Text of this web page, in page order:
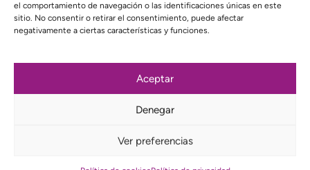
el comportamiento de navegación o las identificaciones únicas en este
sitio. No consentir o retirar el consentimiento, puede afectar
negativamente a ciertas características y funciones.
Aceptar
Denegar
Ver preferencias
Suscríbete a nuestra newsletter
Mastodon
YouTube
Telegram
Proyecto web financiado por: